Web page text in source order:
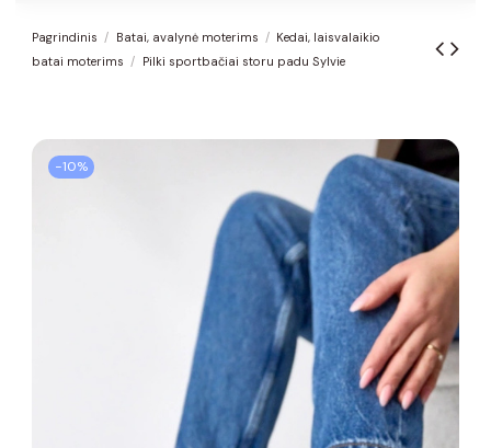
Pagrindinis Batai, avalynė moterims
Kedai, laisvalaikio
batai moterims
Pilki sportbačiai storu padu Sylvie
−10%